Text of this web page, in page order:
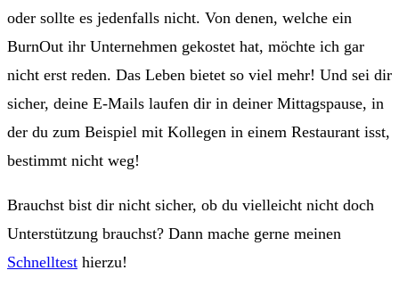
oder sollte es jedenfalls nicht. Von denen, welche ein
BurnOut ihr Unternehmen gekostet hat, möchte ich gar
nicht erst reden. Das Leben bietet so viel mehr! Und sei dir
sicher, deine E-Mails laufen dir in deiner Mittagspause, in
der du zum Beispiel mit Kollegen in einem Restaurant isst,
bestimmt nicht weg!
Brauchst bist dir nicht sicher, ob du vielleicht nicht doch
Unterstützung brauchst? Dann mache gerne meinen
Schnelltest hierzu!